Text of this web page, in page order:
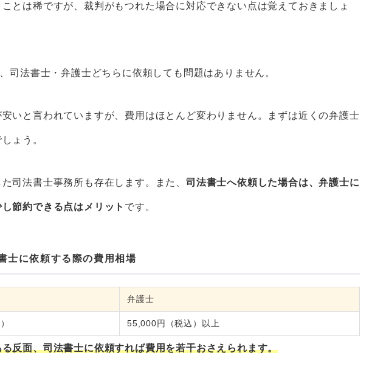
とは稀ですが、裁判がもつれた場合に対応できない点は覚えておきましょ
司法書士・弁護士どちらに依頼しても問題はありません。
いと言われていますが、費用はほとんど変わりません。まずは近くの弁護士
ょう。
司法書士事務所も存在します。また、 司法書士へ依頼した場合は、弁護士に
節約できる点はメリット です。
士に依頼する際の費用相場
弁護士
55,000円（税込）以上
反面、司法書士に依頼すれば費用を若干おさえられます。